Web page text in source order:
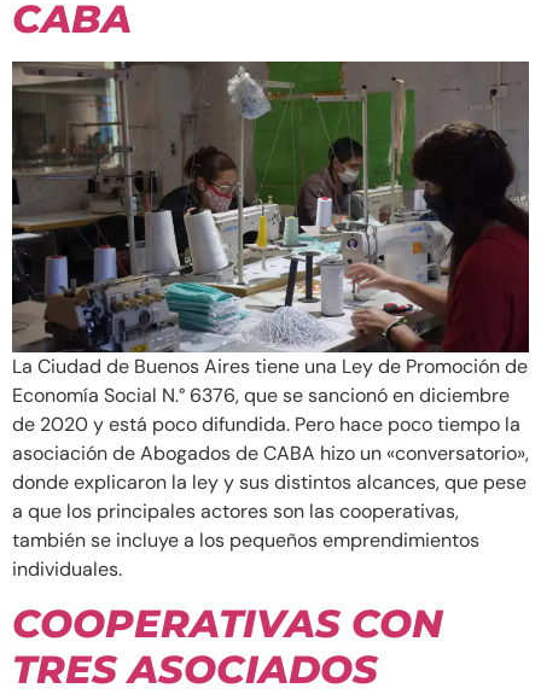
CABA
La Ciudad de Buenos Aires tiene una Ley de Promoción de
Economía Social N.° 6376, que se sancionó en diciembre
de 2020 y está poco difundida. Pero hace poco tiempo la
asociación de Abogados de CABA hizo un «conversatorio»,
donde explicaron la ley y sus distintos alcances, que pese
a que los principales actores son las cooperativas,
también se incluye a los pequeños emprendimientos
individuales.
COOPERATIVAS CON
TRES ASOCIADOS